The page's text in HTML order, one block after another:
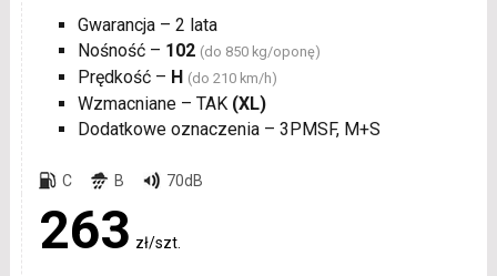
Gwarancja – 2 lata
Nośność – 102 (do 850 kg/oponę)
Prędkość – H (do 210 km/h)
Wzmacniane – TAK (XL)
Dodatkowe oznaczenia – 3PMSF, M+S
C B 70dB
263 zł/szt.